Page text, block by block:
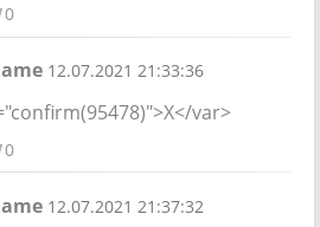
0
12.07.2021 21:33:36
var>
0
12.07.2021 21:37:32